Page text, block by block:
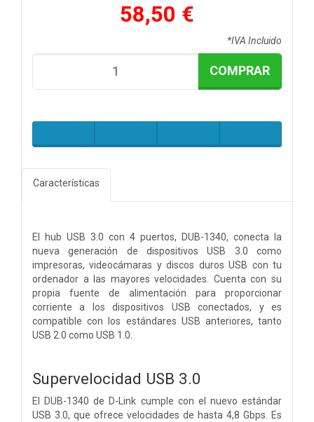
58,50 €
*IVA Incluido
COMPRAR
Características
El hub USB 3.0 con 4 puertos, DUB-1340, conecta la
nueva generación de dispositivos USB 3.0 como
impresoras, videocámaras y discos duros USB con tu
ordenador a las mayores velocidades. Cuenta con su
propia fuente de alimentación para proporcionar
corriente a los dispositivos USB conectados, y es
compatible con los estándares USB anteriores, tanto
USB 2.0 como USB 1.0.
Supervelocidad USB 3.0
El DUB-1340 de D-Link cumple con el nuevo estándar
USB 3.0, que ofrece velocidades de hasta 4,8 Gbps. Es